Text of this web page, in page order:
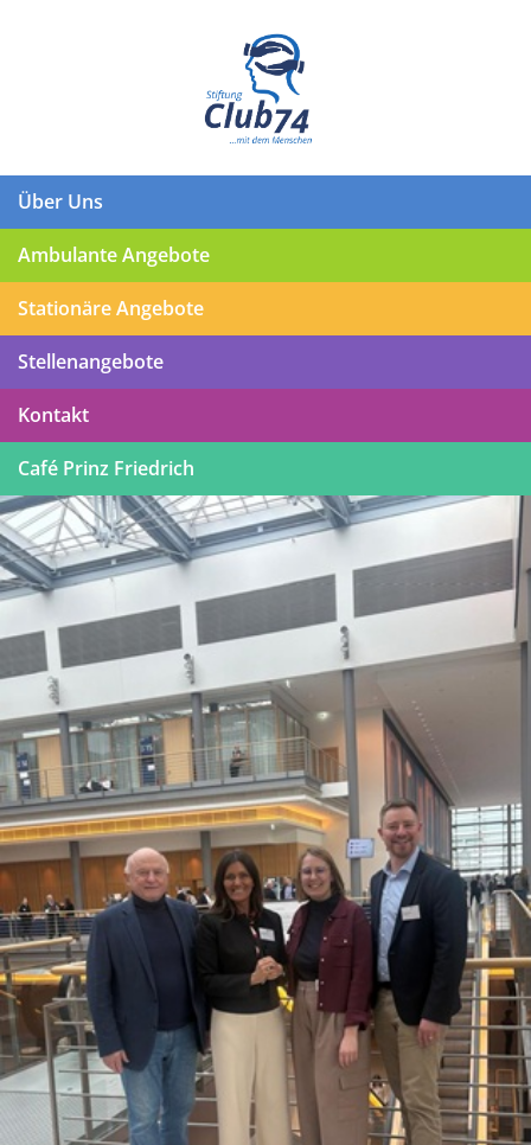
Über Uns
Ambulante Angebote
Stationäre Angebote
Stellenangebote
Kontakt
Café Prinz Friedrich